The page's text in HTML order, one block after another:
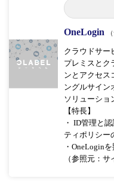
OneLogin
クラウドサー
プレミスとク
ンとアクセス
ングルサイン
ソリューショ
【特長】
・ ID管理と
ティポリシー
・OneLogin
（参照元：